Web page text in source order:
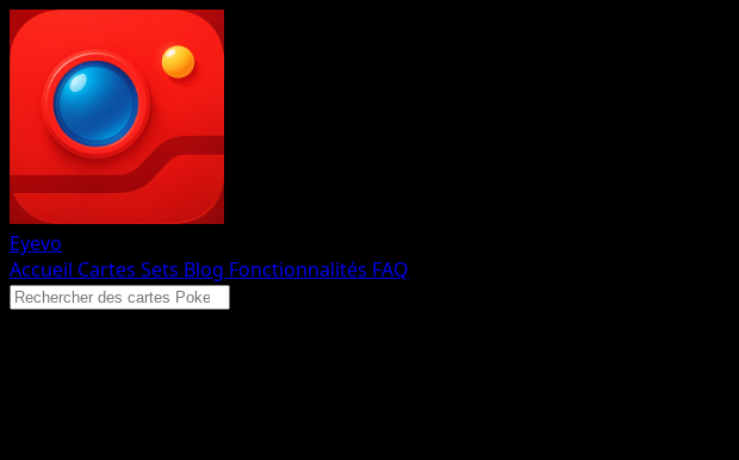
Eyevo
Accueil Cartes Sets Blog Fonctionnalités FAQ